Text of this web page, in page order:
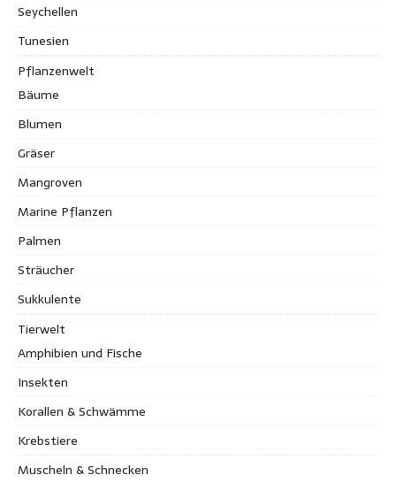
Seychellen
Tunesien
Pflanzenwelt
Bäume
Blumen
Gräser
Mangroven
Marine Pflanzen
Palmen
Sträucher
Sukkulente
Tierwelt
Amphibien und Fische
Insekten
Korallen & Schwämme
Krebstiere
Muscheln & Schnecken